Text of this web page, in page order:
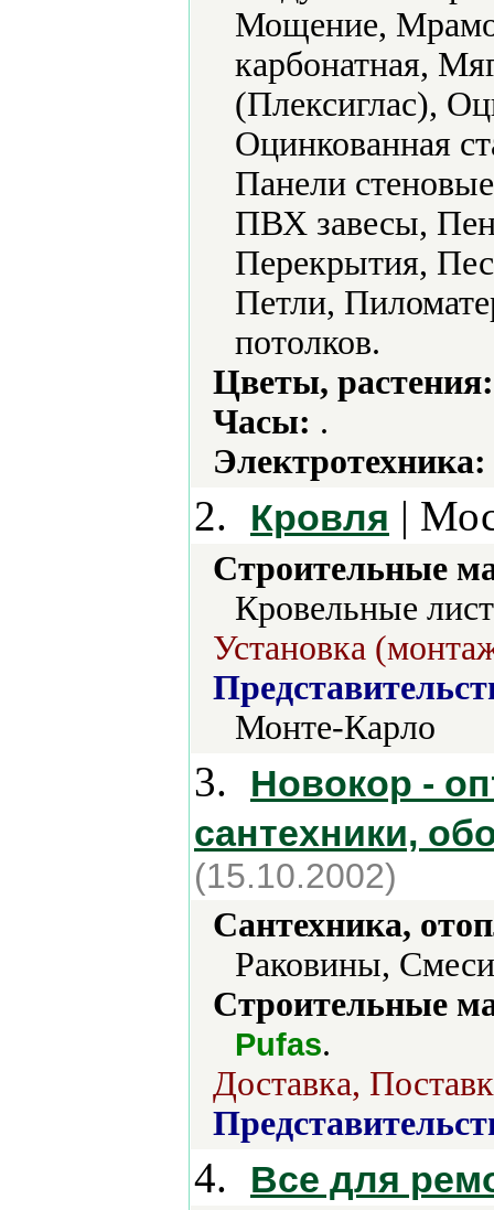
Мощение,
карбонатная,
(Плексиглас),
Оцинкованная
Панели
ПВХ завесы,
Перекрытия,
Петли,
потолков.
Цветы, растения:
Часы: .
Электротехника:
2. Кровля |
Строительные
Кровельные
Установка
Монте-Карло
3.
Новокор -
сантехники,
(15.10.2002)
Сантехника,
Раковины,
Строительные
Pufas.
Доставка,
4. Все для